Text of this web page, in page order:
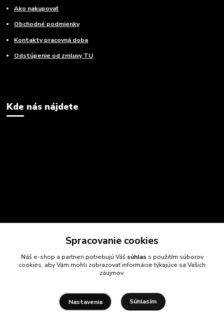
Ako nakupovať
Obchodné podmienky
Kontakty pracovná doba
Odstúpenie od zmluvy TU
Kde nás nájdete
Spracovanie cookies
Náš e-shop a partneri potrebujú Váš súhlas s použitím súborov
cookies, aby Vám mohli zobrazovať informácie týkajúce sa Vašich
záujmov.
Nastavenia Súhlasím